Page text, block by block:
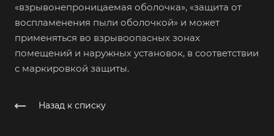
«взрывонепроницаемая оболочка», «защита от
воспламенения пыли оболочкой» и может
применяться во взрывоопасных зонах
помещений и наружных установок, в соответствии
с маркировкой защиты.
Назад к списку